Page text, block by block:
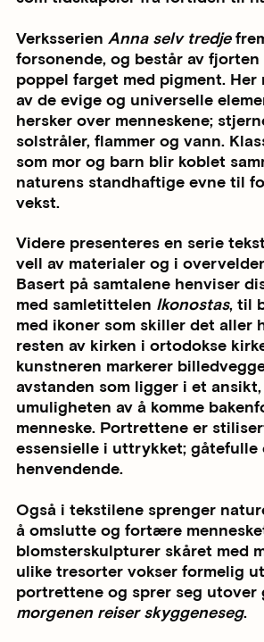
Verksserien Anna selv tredje
forsonende, og består av
poppel farget med pigment. Her
av de evige og universelle
hersker over menneskene;
solstråler, flammer og vann.
som mor og barn blir koblet
naturens standhaftige evne til
vekst.
Videre presenteres en serie
vell av materialer og i
Basert på samtalene henviser
med samletittelen Ikonostas, til
med ikoner som skiller det aller
resten av kirken i ortodokse
kunstneren markerer
avstanden som ligger i et
umuligheten av å komme
menneske. Portrettene er
essensielle i uttrykket; gåtefulle
henvendende.
Også i tekstilene sprenger
å omslutte og fortære
blomsterskulpturer skåret med
ulike tresorter vokser formelig
portrettene og sprer seg utover
morgenen reiser skyggeneseg.